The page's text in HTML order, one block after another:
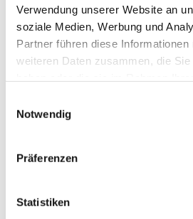
Verwendung unserer Website an
soziale Medien, Werbung und
Partner führen diese
weiteren Daten zusammen, die
Notwendig
Präferenzen
Statistiken
Dies könnte Sie auch interessieren